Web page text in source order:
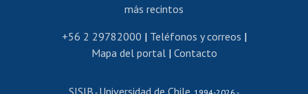
Extranjeras/os
Revalidación y reconocimiento de títulos
Postulación al Programa de Movilidad Estudiantil
más recintos
+56 2 29782000 | Teléfonos y correos |
Mapa del portal| Contacto
SISIB Universidad de Chile